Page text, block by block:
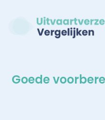
Goede